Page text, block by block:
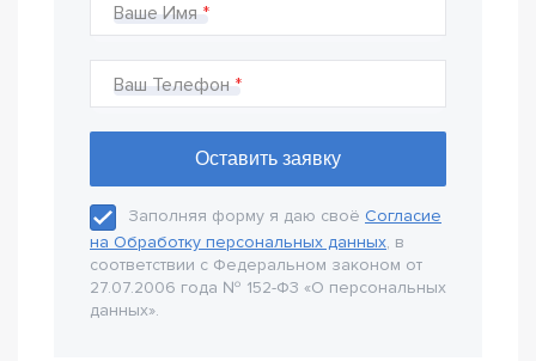
Ваше Имя
Ваш Телефон
Заполняя форму я даю своё Согласие
на Обработку персональных данных, в
соответствии с Федеральном законом от
27.07.2006 года № 152-Ф3 «О персональных
данных».